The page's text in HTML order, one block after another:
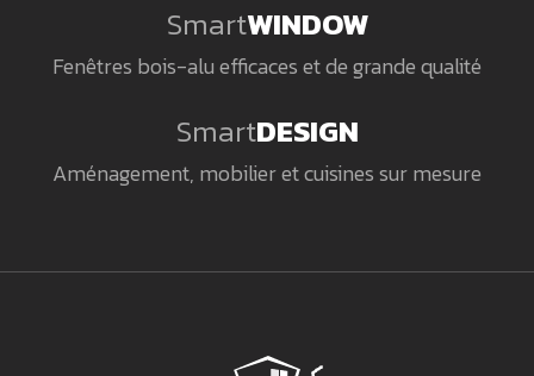
SmartWINDOW
Fenêtres bois-alu efficaces et de grande qualité
SmartDESIGN
Aménagement, mobilier et cuisines sur mesure